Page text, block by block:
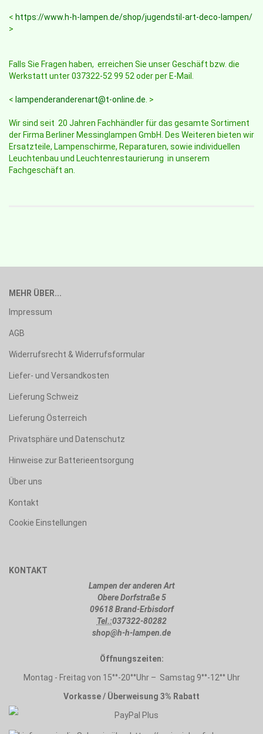
< https://www.h-h-lampen.de/shop/jugendstil-art-deco-lampen/
>
Falls Sie Fragen haben, erreichen Sie unser Geschäft bzw. die
Werkstatt unter 037322-52 99 52 oder per E-Mail.
< lampenderanderenart@t-online.de. >
Wir sind seit 20 Jahren Fachhändler für das gesamte Sortiment
der Firma Berliner Messinglampen GmbH. Des Weiteren bieten wir
Ersatzteile, Lampenschirme, Reparaturen, sowie individuellen
Leuchtenbau und Leuchtenrestaurierung in unserem
Fachgeschäft an.
MEHR ÜBER...
Impressum
AGB
Widerrufsrecht & Widerrufsformular
Liefer- und Versandkosten
Lieferung Schweiz
Lieferung Österreich
Privatsphäre und Datenschutz
Hinweise zur Batterieentsorgung
Über uns
Kontakt
Cookie Einstellungen
KONTAKT
Lampen der anderen Art
Obere Dorfstraße 5
09618 Brand-Erbisdorf
Tel.:037322-80282
shop@h-h-lampen.de
Öffnungszeiten:
Montag - Freitag von 15°°-20°°Uhr – Samstag 9°°-12°° Uhr
Vorkasse / Überweisung 3% Rabatt